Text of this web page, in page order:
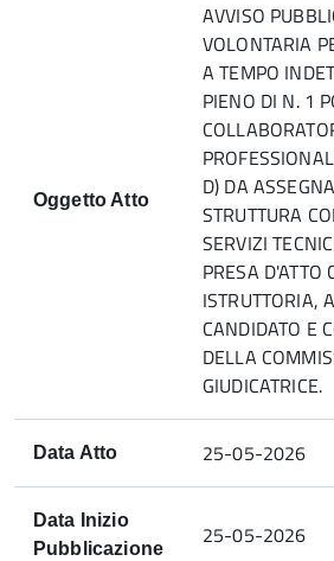
Oggetto Atto
AVVISO
VOLONTARIA
A TEMPO
PIENO DI N. 1
D) DA
STRUTTURA
SERVIZI
PRESA D'ATTO
ISTRUTTORIA,
CANDIDATO E
DELLA
GIUDICATRICE.
Data Atto 25-05-2026
Data Inizio
Pubblicazione
25-05-2026